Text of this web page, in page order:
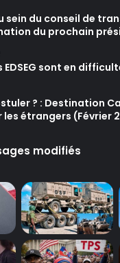
sein du conseil de
du prochain
sont en
? : Destination
étrangers (Février
modifiés